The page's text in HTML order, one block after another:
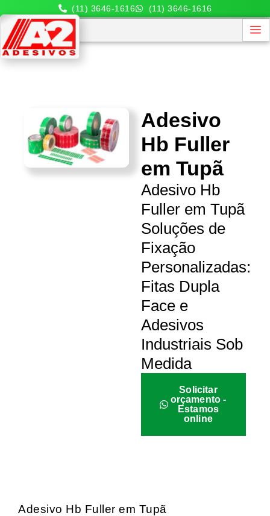
(11) 3646-1616 (11) 3646-1616
Adesivo
Hb Fuller
em Tupã
Adesivo Hb
Fuller em Tupã
Soluções de
Fixação
Personalizadas:
Fitas Dupla
Face e
Adesivos
Industriais Sob
Medida
Solicitar
orçamento -
Estamos
online
Adesivo Hb Fuller em Tupã